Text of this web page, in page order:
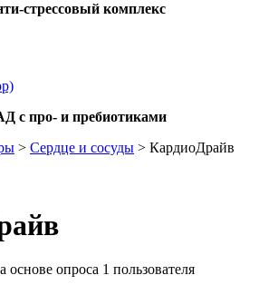
стрессовый комплекс
с про- и пребиотиками
> Сердце и сосуды > КардиоДрайв
основе опроса 1 пользователя